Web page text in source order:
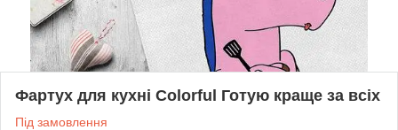
Фартух для кухні Сolorful Готую краще за всіх
Під замовлення